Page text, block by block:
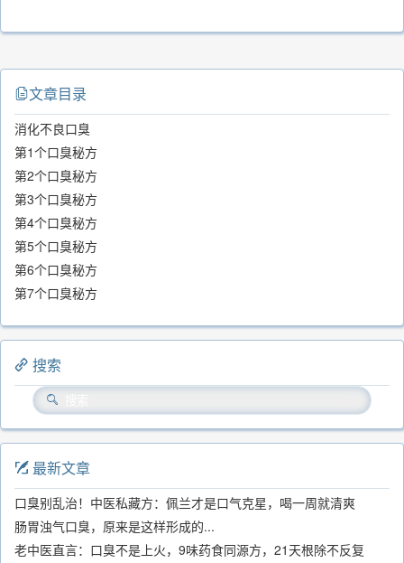
文章目录
消化不良口臭
第1个口臭秘方
第2个口臭秘方
第3个口臭秘方
第4个口臭秘方
第5个口臭秘方
第6个口臭秘方
第7个口臭秘方
搜索
最新文章
口臭别乱治！中医私藏方：佩兰才是口气克星，喝一周就清爽
肠胃浊气口臭，原来是这样形成的...
老中医直言：口臭不是上火，9味药食同源方，21天根除不反复